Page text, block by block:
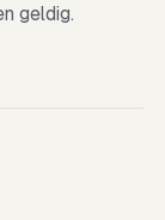
geldig.